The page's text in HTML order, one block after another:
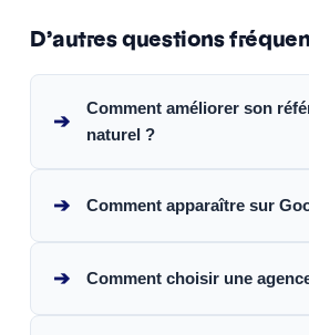
D’autres questions
➔
Comment améliorer son
naturel ?
➔ Comment apparaître sur
➔ Comment choisir une